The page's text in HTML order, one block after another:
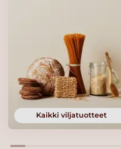
Kaikki viljatuotteet